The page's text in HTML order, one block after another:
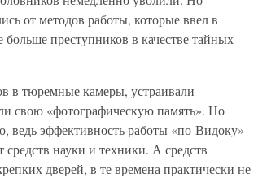
от методов работы, которые ввел в
преступников в качестве тайных
в тюремные камеры, устраивали
свою «фотографическую память». Но
эффективность работы «по-Видоку»
средств науки и техники. А средств
дверей, в те времена практически не